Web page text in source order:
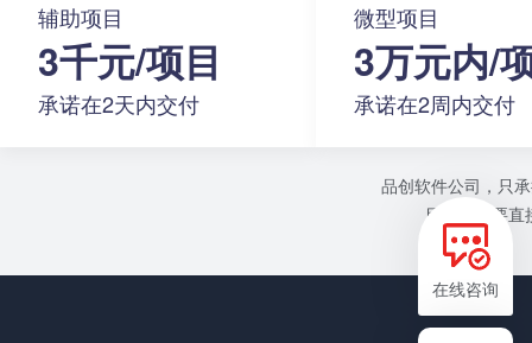
在线咨询
辅助项目
3千元/项目
承诺在2天内交付
微型项目
3万元内/
承诺在2周内交付
品创软件公司，只
目或者需要